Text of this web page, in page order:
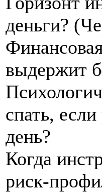
деньги?
выдержит
спать,
день?
Когда
риск-